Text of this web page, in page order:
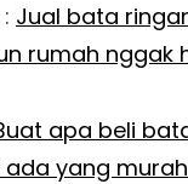
: Jual bata
rumah nggak
apa beli
yang